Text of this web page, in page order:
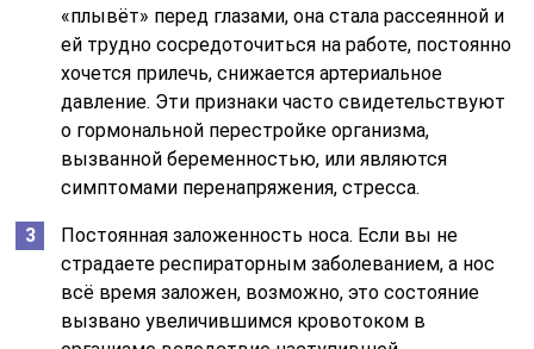
«плывёт» перед глазами, она стала рассеянной и
ей трудно сосредоточиться на работе, постоянно
хочется прилечь, снижается артериальное
давление. Эти признаки часто свидетельствуют
о гормональной перестройке организма,
вызванной беременностью, или являются
симптомами перенапряжения, стресса.
Постоянная заложенность носа. Если вы не
страдаете респираторным заболеванием, а нос
всё время заложен, возможно, это состояние
вызвано увеличившимся кровотоком в